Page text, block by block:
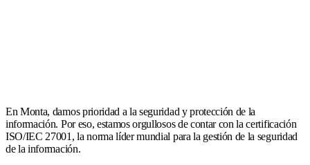
En Monta, damos prioridad a la seguridad y protección de la
información. Por eso, estamos orgullosos de contar con la certificación
ISO/IEC 27001, la norma líder mundial para la gestión de la seguridad
de la información.